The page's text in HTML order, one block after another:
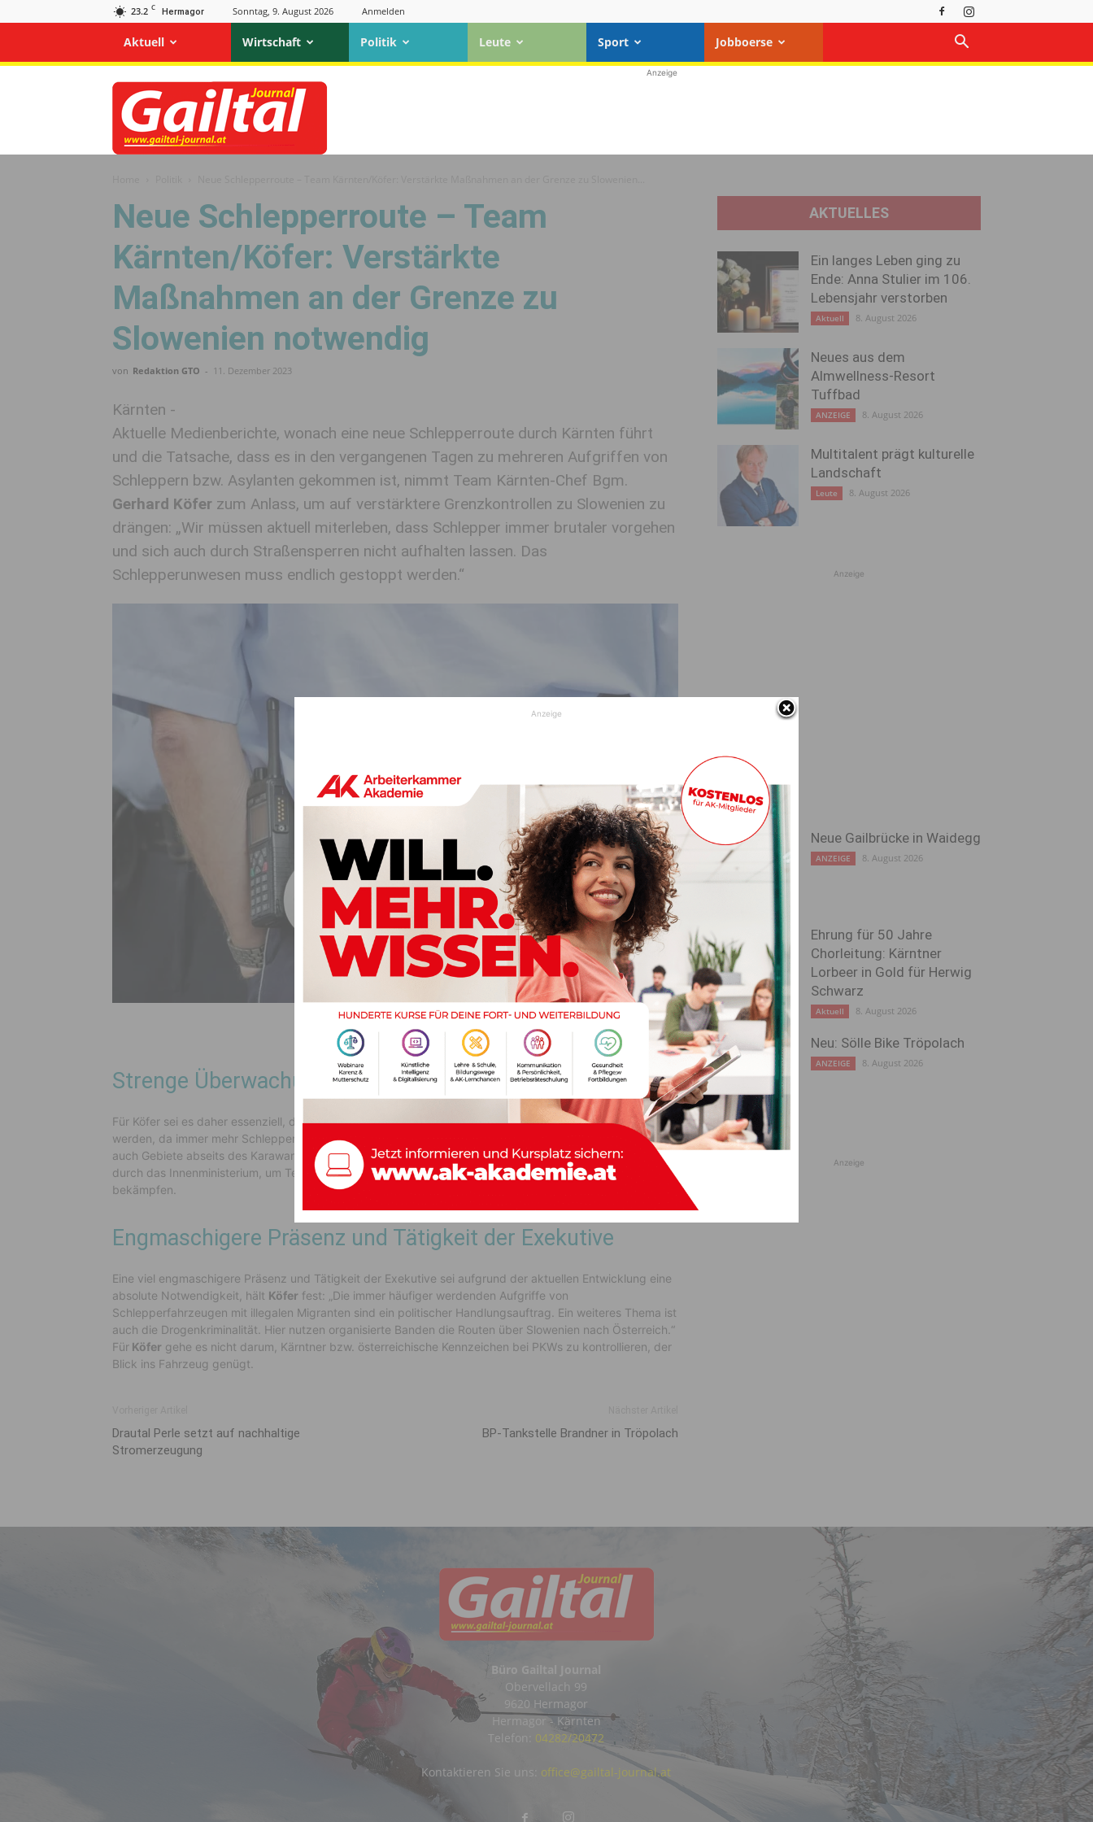
23.2 C Hermagor Sonntag, 9. August 2026 Anmelden
Aktuell Wirtschaft Politik Leute Sport Jobboerse
Gailtal
Journal
Anzeige
Neue Schlepperroute – Team
Kärnten/Köfer: Verstärkte
Maßnahmen an der Grenze zu
Slowenien notwendig
von Redaktion GTO - 11. Dezember 2023
Kärnten -
Aktuelle Medienberichte, wonach eine neue Schlepperroute durch Kärnten führt
und die Tatsache, dass es in den vergangenen Tagen zu mehreren Aufgriffen von
Schleppern bzw. Asylanten gekommen ist, nimmt Team Kärnten-Chef Bgm.
Gerhard Köfer zum Anlass, um auf verstärktere Grenzkontrollen zu Slowenien zu
drängen: „Wir müssen aktuell miterleben, dass Schlepper immer brutaler vorgehen
und sich auch durch Straßensperren nicht aufhalten lassen. Das
Schlepperunwesen muss endlich gestoppt werden.“
© pixabay
Strenge Überwachung der Grenzübergänge zu Slowenien
Für Köfer sei es daher essenziell, dass die Grenzübergänge zu Slowenien besonders streng überwacht
werden, da immer mehr Schlepperfahrten vom Balkan über Slowenien nach Kärnten führen: „Das betrifft
auch Gebiete abseits des Karawankentunnels.“ Köfer begrüßt auch die Verlängerung der Grenzkontrollen
durch das Innenministerium, um Terrorismus und Schlepperkriminalität grenzüberschreitend zu
bekämpfen.
Engmaschigere Präsenz und Tätigkeit der Exekutive
Eine viel engmaschigere Präsenz und Tätigkeit der Exekutive sei aufgrund der aktuellen Entwicklung eine
absolute Notwendigkeit, hält Köfer fest: „Die immer häufiger werdenden Aufgriffe von
Schlepperfahrzeugen mit illegalen Migranten sind ein politischer Handlungsauftrag. Ein weiteres Thema ist
auch die Drogenkriminalität. Hier nutzen organisierte Banden die Routen über Slowenien nach Österreich.“
Für Köfer gehe es nicht darum, Kärntner bzw. österreichische Kennzeichen bei PKWs zu kontrollieren, der
Blick ins Fahrzeug genügt.
Drautal Perle setzt auf nachhaltige
Stromerzeugung
BP-Tankstelle Brandner in Tröpolach
AKTUELLES
Ein langes Leben ging zu
Ende: Anna Stulier im 106.
Lebensjahr verstorben
Aktuell 8. August 2026
Neues aus dem
Almwellness-Resort
Tuffbad
ANZEIGE 8. August 2026
Multitalent prägt kulturelle
Landschaft
Leute 8. August 2026
Anzeige
Neue Gailbrücke in Waidegg
ANZEIGE 8. August 2026
Ehrung für 50 Jahre
Chorleitung: Kärntner
Lorbeer in Gold für Herwig
Schwarz
Aktuell 8. August 2026
Neu: Sölle Bike Tröpolach
ANZEIGE 8. August 2026
Anzeige
Büro Gailtal Journal
Obervellach 99
9620 Hermagor
Hermagor - Kärnten
Telefon: 04282/20472
Kontaktieren Sie uns: office@gailtal-journal.at
Anzeige